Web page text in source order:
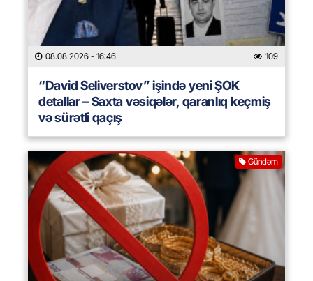
08.08.2026 - 16:46 109
“David Seliverstov” işində yeni ŞOK
detallar – Saxta vəsiqələr, qaranlıq keçmiş
və sürətli qaçış
Gündəm